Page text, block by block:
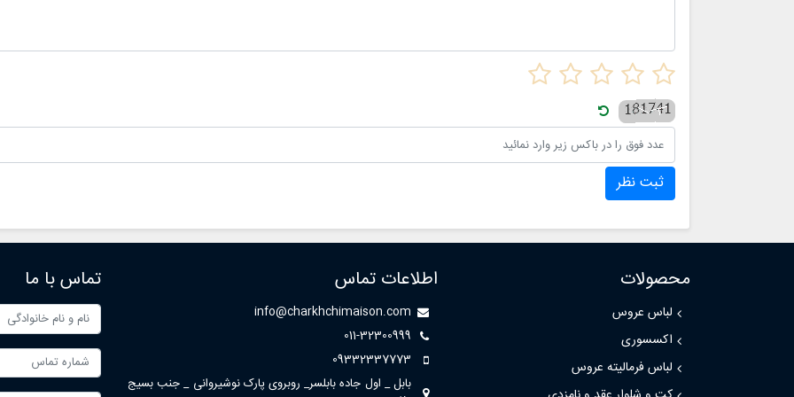
ثبت نظر
محصولات
لباس عروس
اکسسوری
لباس فرمالیته عروس
اطلاعات تماس
info@charkhchimaison.com
011-32300999
09332337773
بابل _ اول جاده بابلسر_ روبروی پارک نوشیروانی _ جنب بسیج
تماس با ما